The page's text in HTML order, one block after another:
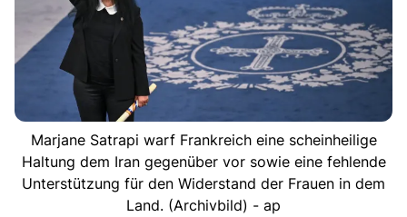
Marjane Satrapi warf Frankreich eine scheinheilige
Haltung dem Iran gegenüber vor sowie eine fehlende
Unterstützung für den Widerstand der Frauen in dem
Land. (Archivbild) - ap